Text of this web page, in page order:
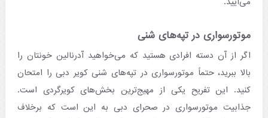
موتورسواری در تپه‌های شنی
اگر از آن دسته افرادی هستید که می‌خواهید آدرنالین خونتان را
بالا ببرید، حتماً موتورسواری در تپه‌های شنی کویر دبی را امتحان
کنید. این تفریح یکی از مهیج‌ترین بخش‌های کویرگردی است.
جذابیت موتورسواری در صحرای دبی به این است که برخلاف